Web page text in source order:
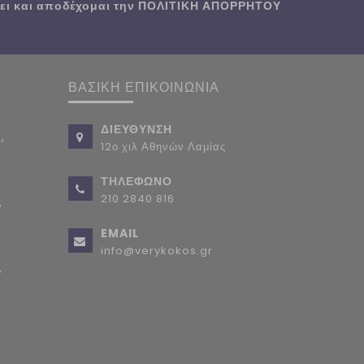
και αποδέχομαι την ΠΟΛΙΤΙΚΗ ΑΠΟΡΡΗΤΟΥ
ΒΑΣΙΚΗ ΕΠΙΚΟΙΝΩΝΙΑ
ΔΙΕΥΘΥΝΣΗ
12ο χιλ Αθηνών Λαμίας
ΤΗΛΕΦΩΝΟ
210 2840 816
EMAIL
info@verykokos.gr